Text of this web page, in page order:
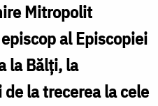
Mitropolit
al Episcopiei
la Bălţi, la
la trecerea la cele